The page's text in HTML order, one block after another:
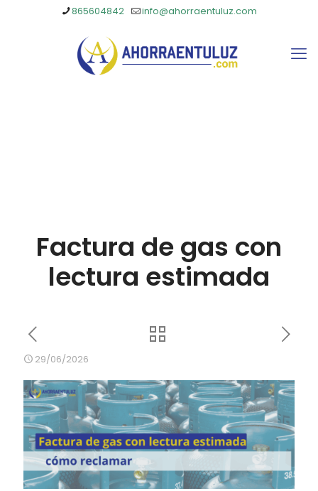
865604842 info@ahorraentuluz.com
Factura de gas con
lectura estimada
29/06/2026